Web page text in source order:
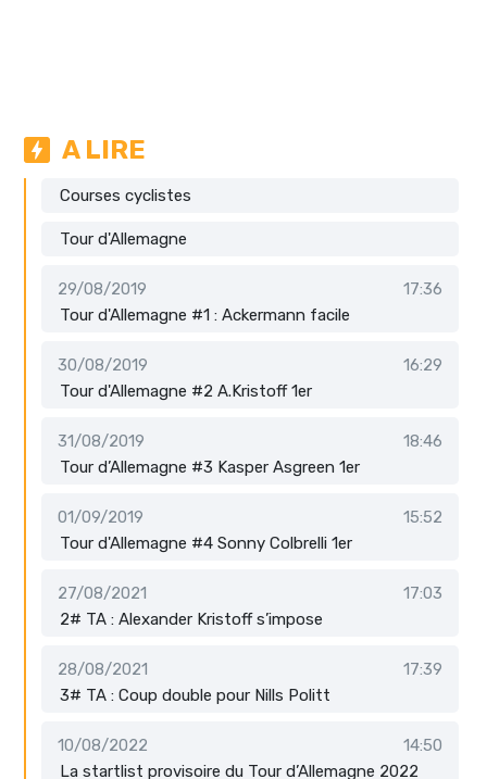
A LIRE
Courses cyclistes
Tour d'Allemagne
29/08/2019
17:36
Tour d'Allemagne #1 : Ackermann facile
30/08/2019
16:29
Tour d'Allemagne #2 A.Kristoff 1er
31/08/2019
18:46
Tour d’Allemagne #3 Kasper Asgreen 1er
01/09/2019
15:52
Tour d'Allemagne #4 Sonny Colbrelli 1er
27/08/2021
17:03
2# TA : Alexander Kristoff s’impose
28/08/2021
17:39
3# TA : Coup double pour Nills Politt
10/08/2022
14:50
La startlist provisoire du Tour d’Allemagne 2022